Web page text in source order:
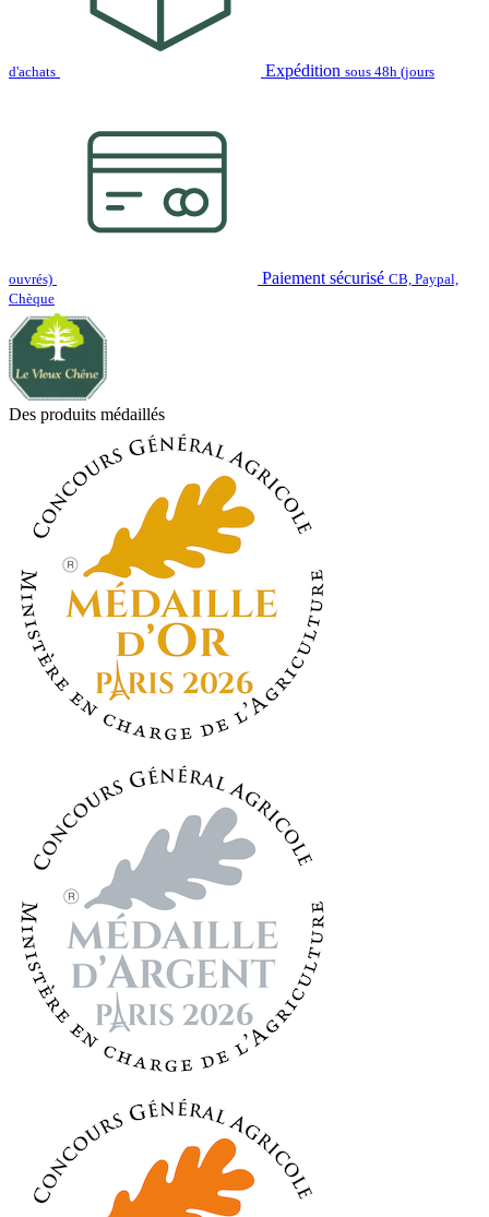
d'achats Expédition sous 48h (jours
ouvrés) Paiement sécurisé CB, Paypal,
Chèque
Des produits médaillés